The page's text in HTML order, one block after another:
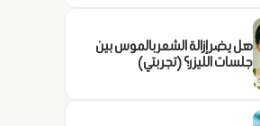
هل يضر إزالة الشعر بالموس بين
جلسات الليزر؟ (تجربتي)